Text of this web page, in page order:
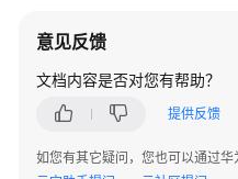
问
题
下
意见反馈
文档内容是否对您有帮助？
提供反馈
如您有其它疑问，您也可以通过